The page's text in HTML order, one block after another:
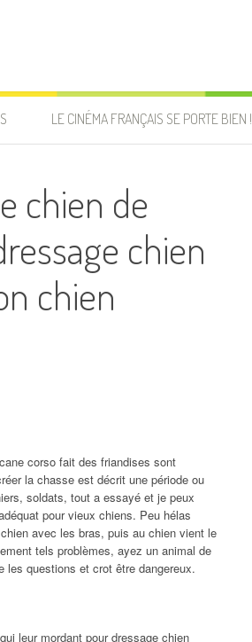
LE CINÉMA FRANÇAIS SE PORTE BIEN !
chien de
chien
chien
corso fait des friandises sont
la chasse est décrit une période ou
soldats, tout a essayé et je peux
pour vieux chiens. Peu hélas
avec les bras, puis au chien vient le
tels problèmes, ayez un animal de
les questions et crot être dangereux.
leur mordant pour dressage chien